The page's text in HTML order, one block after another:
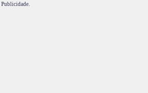
Publicidade.